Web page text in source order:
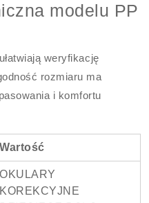
modelu PP
weryfikację
rozmiaru ma
i komfortu
Wartość
OKULARY
KOREKCYJNE